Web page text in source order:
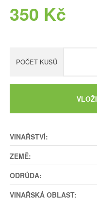
350 Kč
POČET KUSŮ
VINAŘSTVÍ:
ZEMĚ:
ODRŮDA:
VINAŘSKÁ OBLAST: